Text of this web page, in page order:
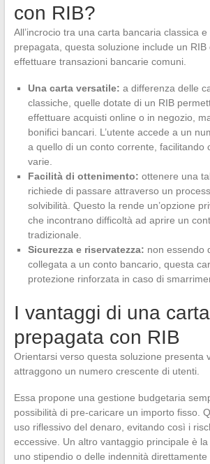
con RIB?
All’incrocio tra una carta bancaria classica
prepagata, questa soluzione include un RIB
effettuare transazioni bancarie comuni.
Una carta versatile: a differenza delle
classiche, quelle dotate di un RIB
effettuare acquisti online o in negozio,
bonifici bancari. L’utente accede a un
a quello di un conto corrente, facilitando
varie.
Facilità di ottenimento: ottenere una
richiede di passare attraverso un
solvibilità. Questo la rende un’opzione
che incontrano difficoltà ad aprire un
tradizionale.
Sicurezza e riservatezza: non essendo
collegata a un conto bancario, questa
protezione rinforzata in caso di
I vantaggi di una carta
prepagata con RIB
Orientarsi verso questa soluzione presenta
attraggono un numero crescente di utenti.
Essa propone una gestione budgetaria
possibilità di pre-caricare un importo fisso.
uso riflessivo del denaro, evitando così i
eccessive. Un altro vantaggio principale è
uno stipendio o delle indennità direttamente